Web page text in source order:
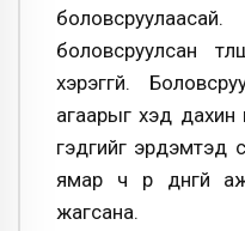
боловсруулсан
хэрэггүй.
агаарыг хэд дахин
гэдгийг эрдэмтэд
ямар ч үр дүнгүй
жагсана.